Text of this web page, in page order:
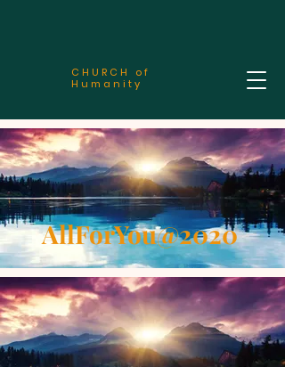
CHURCH of
Humanity
AllForYou@2020